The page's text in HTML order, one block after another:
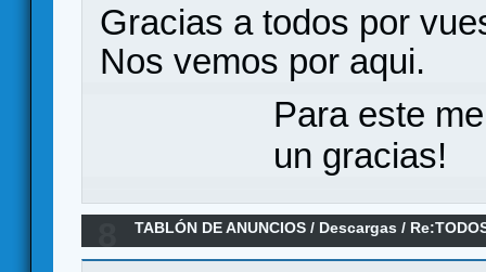
Gracias a todos por
Nos vemos por aqui.
Para este
un gracias!
TABLÓN DE ANUNCIOS / Descargas /
BSK EN DESCARGA DIRECTA (y EMULE)